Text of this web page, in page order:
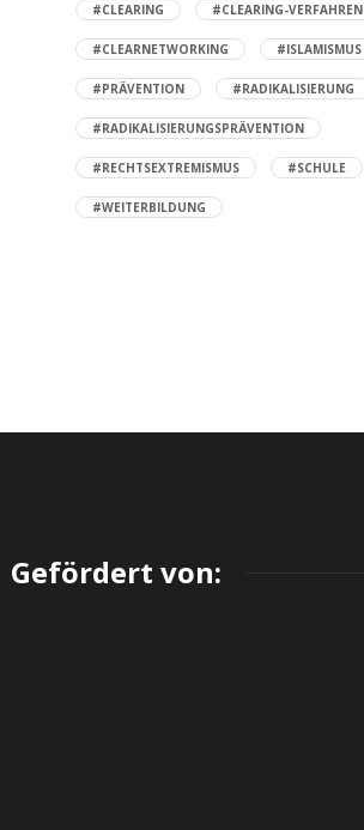
#CLEARING #CLEARING-VERFAHREN
#CLEARNETWORKING #ISLAMISMUS
#PRÄVENTION #RADIKALISIERUNG
#RADIKALISIERUNGSPRÄVENTION
#RECHTSEXTREMISMUS #SCHULE
#WEITERBILDUNG
Gefördert von: